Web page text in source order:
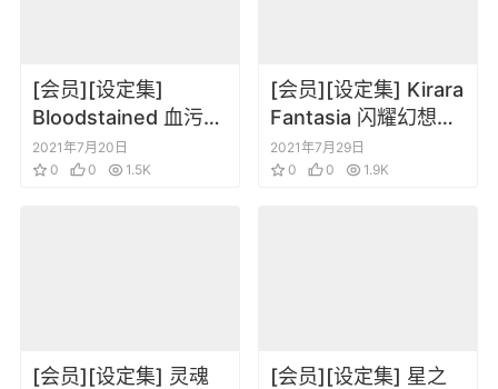
[会员][设定集]
Bloodstained 血污
夜之仪式 设定画集 血
咒之城 暗夜仪式 插画
2021年7月20日
0
0 1.5K
[会员][设定集] Kirara
Fantasia 闪耀幻想曲
原画设定集1
2021年7月29日
0
0 1.9K
[会员][设定集] 灵魂
[会员][设定集] 星之